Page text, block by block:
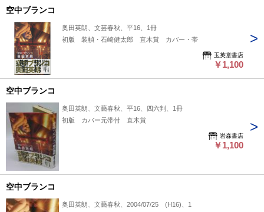
空中ブランコ
奥田英朗、文芸春秋、平16、1冊
初版 装幀・石崎健太郎 直木賞 カバー・帯
玉英堂書店
￥1,100
空中ブランコ
奥田英朗、文藝春秋、平16、四六判、1冊
初版 カバー元帯付 直木賞
岩森書店
￥1,100
空中ブランコ
奥田英朗、文藝春秋、2004/07/25 (H16)、1